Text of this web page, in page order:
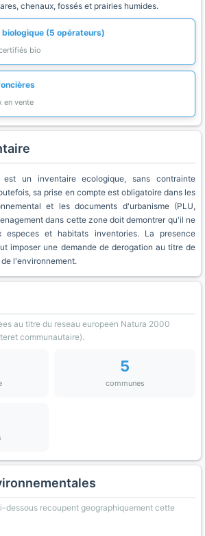
chenaux, fossés et prairies humides.
(5 opérateurs)
bio
en vente
un inventaire ecologique, sans contrainte
sa prise en compte est obligatoire dans les
et les documents d'urbanisme (PLU,
dans cette zone doit demontrer qu'il ne
especes et habitats inventories. La presence
imposer une demande de derogation au titre de
l'environnement.
au titre du reseau europeen Natura 2000
communautaire).
5
communes
dessous recoupent geographiquement cette